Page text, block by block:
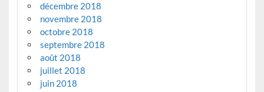
décembre 2018
novembre 2018
octobre 2018
septembre 2018
août 2018
juillet 2018
juin 2018